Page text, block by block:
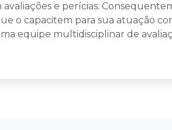
e perícias.
o capacitem para sua atuação
equipe multidisciplinar de